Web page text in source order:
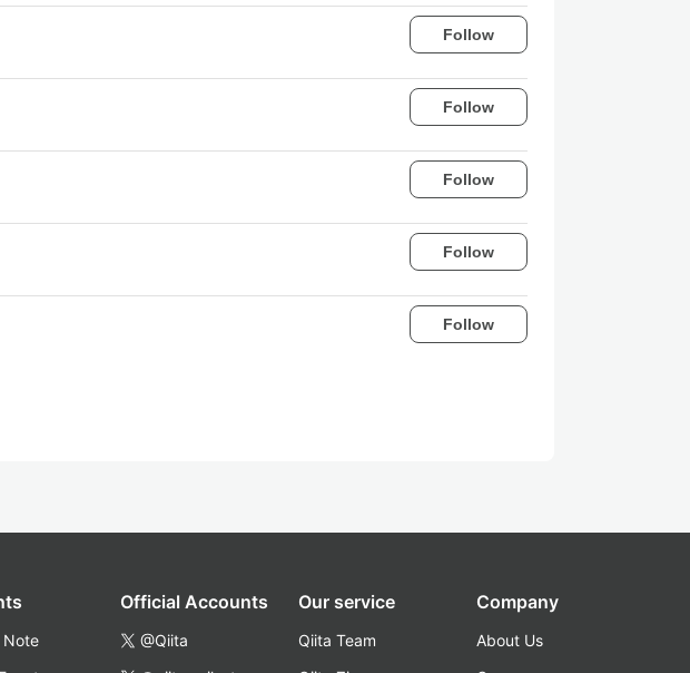
Follow
Follow
Follow
Follow
Follow
Note
Official Accounts
@Qiita
Our service
Qiita Team
Company
About Us